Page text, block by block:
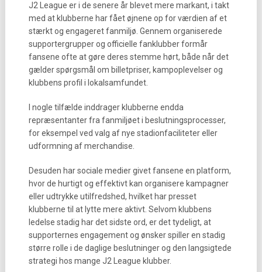
J2 League er i de senere år blevet mere markant, i takt
med at klubberne har fået øjnene op for værdien af et
stærkt og engageret fanmiljø. Gennem organiserede
supportergrupper og officielle fanklubber formår
fansene ofte at gøre deres stemme hørt, både når det
gælder spørgsmål om billetpriser, kampoplevelser og
klubbens profil i lokalsamfundet.
I nogle tilfælde inddrager klubberne endda
repræsentanter fra fanmiljøet i beslutningsprocesser,
for eksempel ved valg af nye stadionfaciliteter eller
udformning af merchandise.
Desuden har sociale medier givet fansene en platform,
hvor de hurtigt og effektivt kan organisere kampagner
eller udtrykke utilfredshed, hvilket har presset
klubberne til at lytte mere aktivt. Selvom klubbens
ledelse stadig har det sidste ord, er det tydeligt, at
supporternes engagement og ønsker spiller en stadig
større rolle i de daglige beslutninger og den langsigtede
strategi hos mange J2 League klubber.